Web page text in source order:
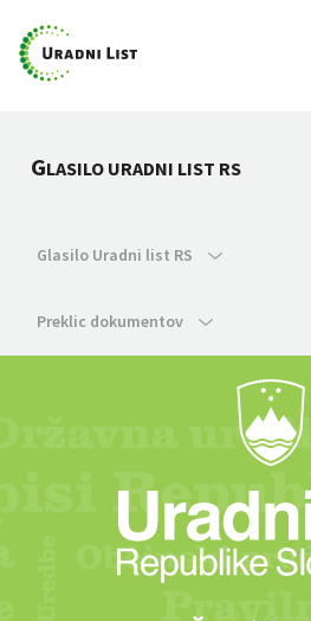
GLASILO URADNI LIST RS
Glasilo Uradni list RS
Preklic dokumentov